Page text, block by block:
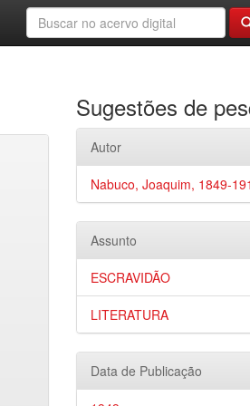
Sugestões de
Autor
Nabuco, Joaquim, 1849-
Assunto
ESCRAVIDÃO
LITERATURA
Data de Publicação